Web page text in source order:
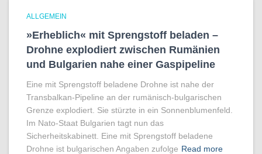
ALLGEMEIN
»Erheblich« mit Sprengstoff beladen –
Drohne explodiert zwischen Rumänien
und Bulgarien nahe einer Gaspipeline
Eine mit Sprengstoff beladene Drohne ist nahe der
Transbalkan-Pipeline an der rumänisch-bulgarischen
Grenze explodiert. Sie stürzte in ein Sonnenblumenfeld.
Im Nato-Staat Bulgarien tagt nun das
Sicherheitskabinett. Eine mit Sprengstoff beladene
Drohne ist bulgarischen Angaben zufolge Read more